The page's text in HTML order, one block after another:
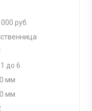
руб.
до 6
мм
мм